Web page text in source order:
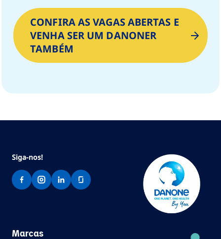
CONFIRA AS VAGAS ABERTAS E
VENHA SER UM DANONER
TAMBÉM
Marcas
Siga-nos!